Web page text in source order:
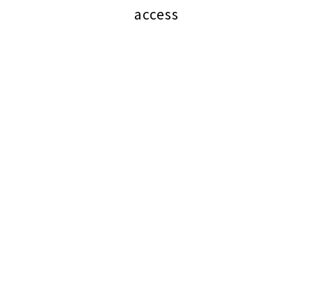
access